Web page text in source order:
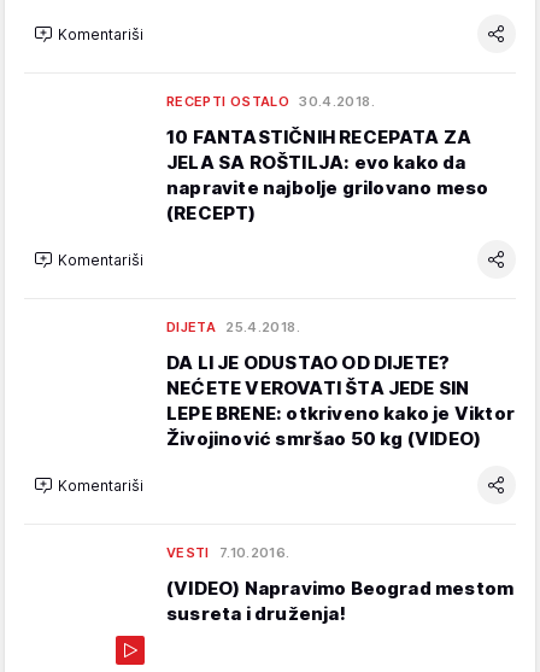
Komentariši
RECEPTI OSTALO 30.4.2018.
10 FANTASTIČNIH RECEPATA ZA
JELA SA ROŠTILJA: evo kako da
napravite najbolje grilovano meso
(RECEPT)
Komentariši
DIJETA 25.4.2018.
DA LI JE ODUSTAO OD DIJETE?
NEĆETE VEROVATI ŠTA JEDE SIN
LEPE BRENE: otkriveno kako je Viktor
Živojinović smršao 50 kg (VIDEO)
Komentariši
VESTI 7.10.2016.
(VIDEO) Napravimo Beograd mestom
susreta i druženja!